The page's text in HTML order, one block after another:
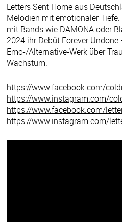
Letters Sent Home aus
Melodien mit emotionaler
mit Bands wie DAMONA oder
2024 ihr Debüt Forever
Emo-/Alternative-Werk über
Wachstum.
https://www.facebook.com/
https://www.instagram.com/
https://www.facebook.com/
https://www.instagram.com/